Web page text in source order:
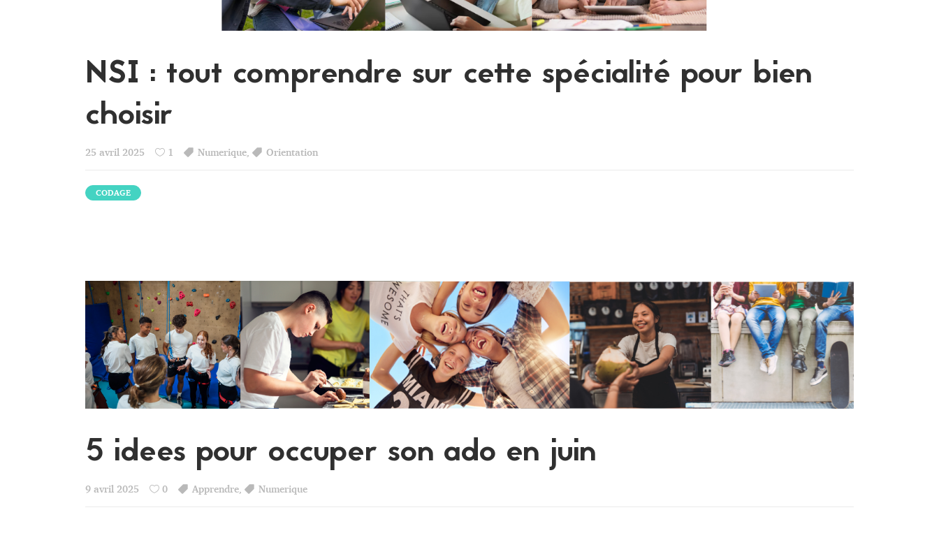
NSI : tout comprendre sur cette spécialité pour bien
choisir
25 avril 2025 1 Numerique Orientation
CODAGE
5 idees pour occuper son ado en juin
9 avril 2025 0 Apprendre Numerique